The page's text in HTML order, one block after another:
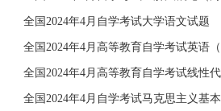
全国2024年4月自学考试大学语文试题
全国2024年4月高等教育自学考试英语
全国2024年4月高等教育自学考试线性
全国2024年4月自学考试马克思主义基